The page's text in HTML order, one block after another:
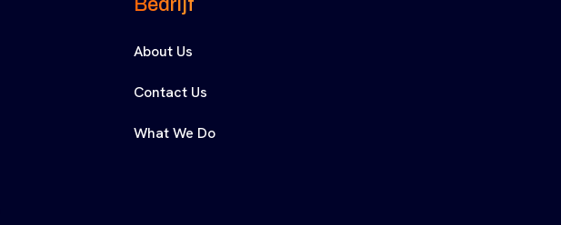
About Us
Contact Us
What We Do